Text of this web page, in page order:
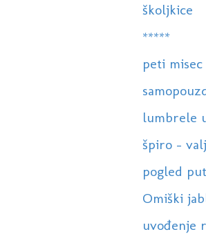
školjkice
*****
peti misec
lumbrele
špiro -
pogled
Omiški
uvođenje